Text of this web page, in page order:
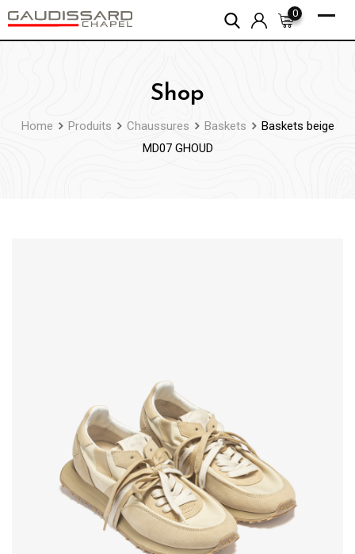
Skip
to
0
Shop
Home Produits Chaussures Baskets
Baskets beige
MD07 GHOUD